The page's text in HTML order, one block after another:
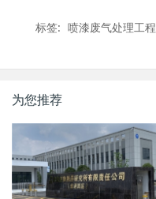
标签: 喷漆废气处理工程
为您推荐